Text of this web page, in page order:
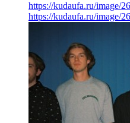
https://kudaufa.ru/image/
https://kudaufa.ru/image/